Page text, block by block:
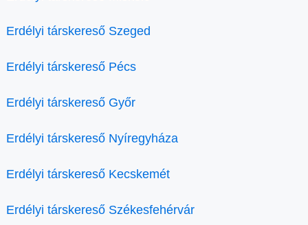
Erdélyi társkereső Szeged
Erdélyi társkereső Pécs
Erdélyi társkereső Győr
Erdélyi társkereső Nyíregyháza
Erdélyi társkereső Kecskemét
Erdélyi társkereső Székesfehérvár